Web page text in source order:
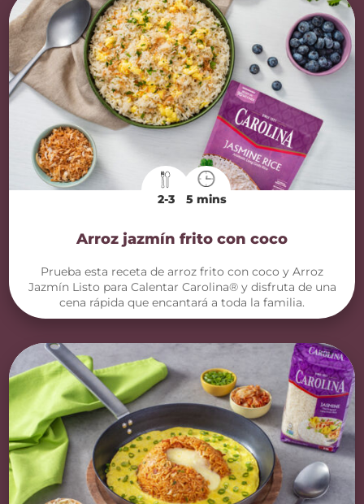
2-3 5 mins
Arroz jazmín frito con coco
Prueba esta receta de arroz frito con coco y Arroz
Jazmín Listo para Calentar Carolina® y disfruta de una
cena rápida que encantará a toda la familia.